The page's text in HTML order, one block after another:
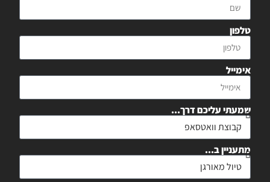
טלפון
אימייל
שמעתי עליכם דרך...
מתעניין ב...